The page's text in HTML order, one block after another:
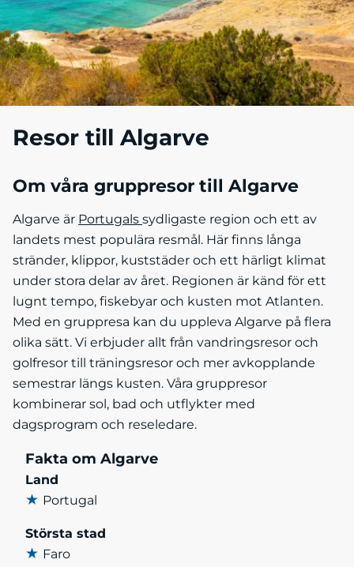
Resor till Algarve
Om våra gruppresor till Algarve
Algarve är Portugals sydligaste region och ett av
landets mest populära resmål. Här finns långa
stränder, klippor, kuststäder och ett härligt klimat
under stora delar av året. Regionen är känd för ett
lugnt tempo, fiskebyar och kusten mot Atlanten.
Med en gruppresa kan du uppleva Algarve på flera
olika sätt. Vi erbjuder allt från vandringsresor och
golfresor till träningsresor och mer avkopplande
semestrar längs kusten. Våra gruppresor
kombinerar sol, bad och utflykter med
dagsprogram och reseledare.
Fakta om Algarve
Land
★ Portugal
Största stad
★ Faro